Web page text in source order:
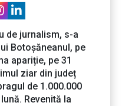
de jurnalism, s-a
Botoșăneanul, pe
apariție, pe 31
ziar din județ
de 1.000.000
Revenită la